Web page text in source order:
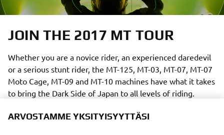
JOIN THE 2017 MT TOUR
Whether you are a novice rider, an experienced daredevil
or a serious stunt rider, the MT-125, MT-03, MT-07, MT-07
Moto Cage, MT-09 and MT-10 machines have what it takes
to bring the Dark Side of Japan to all levels of riding.
ARVOSTAMME YKSITYISYYTTÄSI